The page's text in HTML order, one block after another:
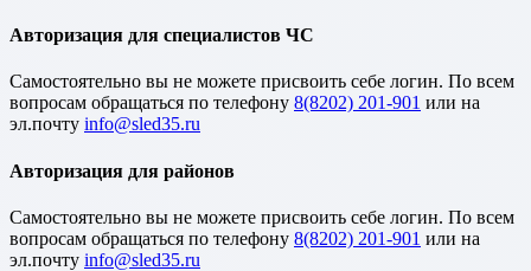
Авторизация для специалистов ЧС
Cамостоятельно вы не можете присвоить себе логин. По всем
вопросам обращаться по телефону 8(8202) 201-901 или на
эл.почту
Авторизация для районов
Cамостоятельно вы не можете присвоить себе логин. По всем
вопросам обращаться по телефону 8(8202) 201-901 или на
эл.почту